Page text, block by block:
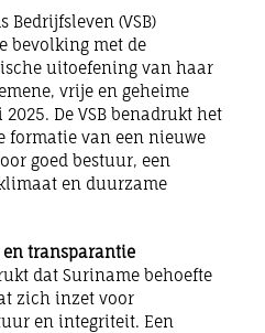
Bedrijfsleven (VSB)
bevolking met de
uitoefening van haar
vrije en geheime
De VSB benadrukt het
formatie van een nieuwe
goed bestuur, een
en duurzame
en transparantie
dat Suriname behoefte
zich inzet voor
en integriteit. Een